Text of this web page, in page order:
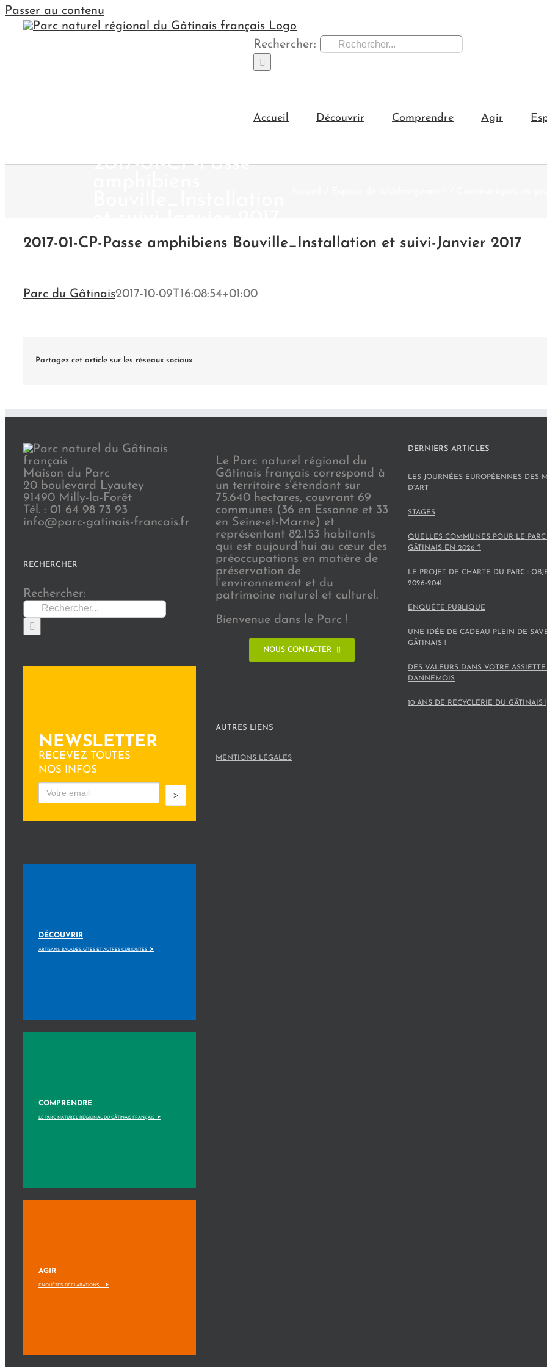
Passer au contenu
Rechercher:
Accueil Découvrir Comprendre Agir
2017-01-CP-Passe
et suivi-Janvier 2017
2017-01-CP-Passe amphibiens Bouville_Installation et suivi-Janvier 2017
Parc du Gâtinais2017-10-09T16:08:54+01:00
Partagez cet article sur les réseaux sociaux
Maison du Parc
20 boulevard Lyautey
91490 Milly-la-Forêt
Tél. : 01 64 98 73 93
info@parc-gatinais-francais.fr
RECHERCHER
Rechercher:
NEWSLETTER
RECEVEZ TOUTES
NOS INFOS
>
DÉCOUVRIR
ARTISANS, BALADES, GÎTES ET AUTRES CURIOSITÉS >
COMPRENDRE
LE PARC NATUREL RÉGIONAL DU GÂTINAIS FRANÇAIS >
AGIR
ENQUÊTES, DÉCLARATIONS, ... >
Le Parc naturel régional du
Gâtinais français correspond à
un territoire s’étendant sur
75.640 hectares, couvrant 69
communes (36 en Essonne et 33
en Seine-et-Marne) et
représentant 82.153 habitants
qui est aujourd’hui au cœur des
préoccupations en matière de
préservation de
l’environnement et du
patrimoine naturel et culturel.
Bienvenue dans le Parc !
NOUS CONTACTER
DERNIERS ARTICLES
LES JOURNÉES EUROPÉENNES DES
D’ART
STAGES
QUELLES COMMUNES POUR LE PARC
GÂTINAIS EN 2026 ?
LE PROJET DE CHARTE DU PARC :
2026-2041
ENQUÊTE PUBLIQUE
UNE IDÉE DE CADEAU PLEIN DE
GÂTINAIS !
DES VALEURS DANS VOTRE
DANNEMOIS
10 ANS DE RECYCLERIE DU GÂTINAIS !
AUTRES LIENS
MENTIONS LÉGALES